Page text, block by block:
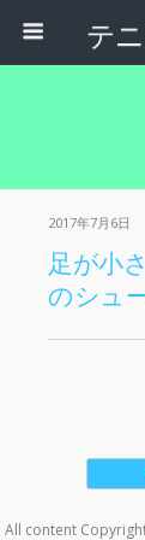
2017年7月6日
足が小
のシュ
All content